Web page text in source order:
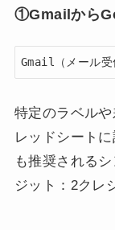
①Gmailから
Gmail（メール
特定のラベル
レッドシート
も推奨される
ジット：2クレ